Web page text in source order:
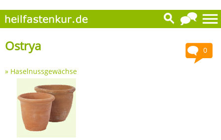
0
Ostrya
» Haselnussgewächse